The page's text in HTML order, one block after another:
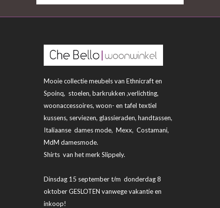
Mooie collectie meubels van Ethnicraft en
Spoinq, stoelen, barkrukken ,verlichting,
woonaccessoires, woon- en tafel textiel
kussens, serviezen, glassieraden, handtassen,
Italiaanse dames mode, Mexx, Costamani,
MdM damesmode.
Shirts van het merk Slippely.
Dinsdag 15 september t/m donderdag 8
oktober GESLOTEN vanwege vakantie en
inkoop!